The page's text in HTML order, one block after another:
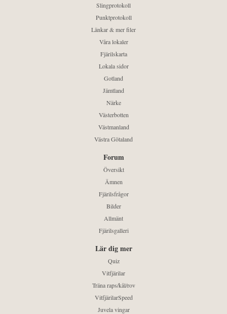
Slingprotokoll
Punktprotokoll
Länkar & mer filer
Våra lokaler
Fjärilskarta
Lokala sidor
Gotland
Jämtland
Närke
Västerbotten
Västmanland
Västra Götaland
Forum
Översikt
Ämnen
Fjärilsfrågor
Bilder
Allmänt
Fjärilsgalleri
Lär dig mer
Quiz
Vitfjärilar
Träna raps/kål/rov
VitfjärilarSpeed
Juvela vingar